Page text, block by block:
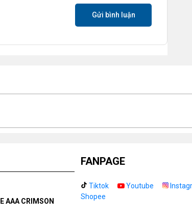
tối ưu hơn, bạc đạn rifle bearing và khung quạt
Gửi bình luận
AAA CRIMSON
FANPAGE
Tiktok Youtube
Shopee